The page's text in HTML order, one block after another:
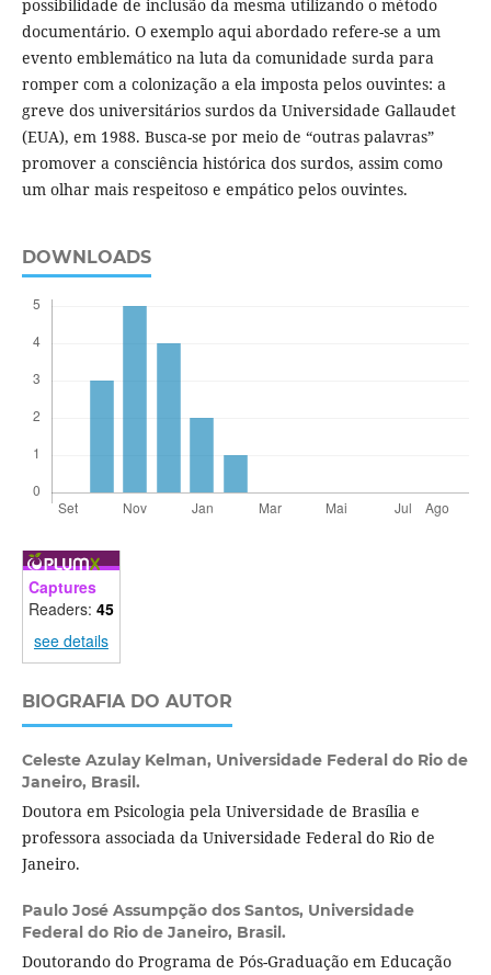
possibilidade de inclusão da mesma utilizando o método
documentário. O exemplo aqui abordado refere-se a um
evento emblemático na luta da comunidade surda para
romper com a colonização a ela imposta pelos ouvintes: a
greve dos universitários surdos da Universidade Gallaudet
(EUA), em 1988. Busca-se por meio de “outras palavras”
promover a consciência histórica dos surdos, assim como
um olhar mais respeitoso e empático pelos ouvintes.
DOWNLOADS
Captures
Readers: 45
see details
BIOGRAFIA DO AUTOR
Celeste Azulay Kelman, Universidade Federal do Rio de
Janeiro, Brasil.
Doutora em Psicologia pela Universidade de Brasília e
professora associada da Universidade Federal do Rio de
Janeiro.
Paulo José Assumpção dos Santos, Universidade
Federal do Rio de Janeiro, Brasil.
Doutorando do Programa de Pós-Graduação em Educação